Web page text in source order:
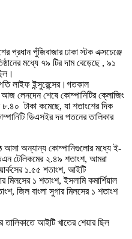
প্রধান পুঁজিবাজার ঢাকা স্টক এক্সচেঞ্জে
মধ্যে ৭৯ টির দাম বেড়েছে , ৯১
লাইফ ইন্সুরেন্সের।গতকাল
লেনদেন শেষে কোম্পানিটির ক্লোজিং
টাকা কমেছে, যা শতাংশের দিক
ডিএসইর দর পতনের তালিকার
আসা অন্যান্য কোম্পানিগুলোর মধ্যে ই-
টেলিকমের ২.৪৯ শতাংশ, আমরা
১.৫৫ শতাংশ, আইটি
মিলসের ১ শতাংশ, ইসলামি কমার্শিয়াল
জিল বাংলা সুগার মিলসের ১ শতাংশ
আইটি খাতের শেয়ার ছিল